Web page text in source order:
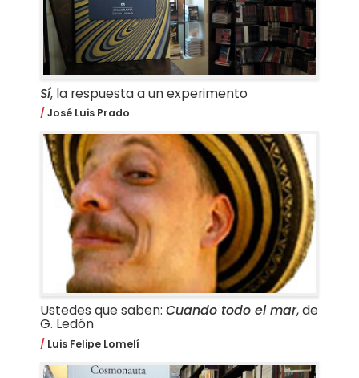
Sí, la respuesta a un experimento
José Luis Prado
Ustedes que saben: Cuando todo el mar, de
G. Ledón
Luis Felipe Lomelí